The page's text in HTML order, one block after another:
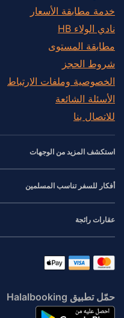
خدمة مطابقة الأسعار
نادي الولاء HB
مطابقة المستوى
شروط الحجز
الخصوصية وملفات الارتباط
الأسئلة الشائعة
للاتصال بنا
استكشف المزيد من الوجهات
أفكار للسفر تناسب المسلمين
عقارات رائجة
حمّل تطبيق Halalbooking